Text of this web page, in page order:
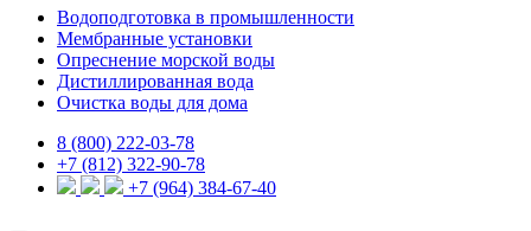
Водоподготовка в промышленности
Мембранные установки
Опреснение морской воды
Дистиллированная вода
Очистка воды для дома
8 (800) 222-03-78
+7 (812) 322-90-78
+7 (964) 384-67-40